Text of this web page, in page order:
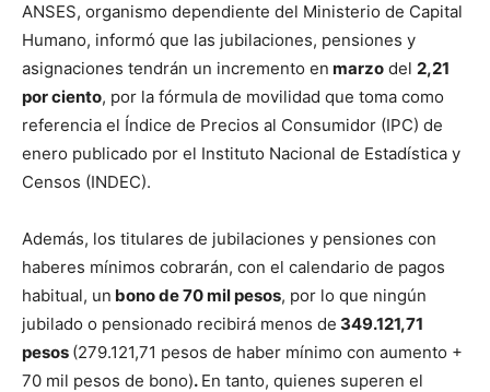
ANSES, organismo dependiente del Ministerio de Capital
Humano, informó que las jubilaciones, pensiones y
asignaciones tendrán un incremento en marzo del 2,21
por ciento, por la fórmula de movilidad que toma como
referencia el Índice de Precios al Consumidor (IPC) de
enero publicado por el Instituto Nacional de Estadística y
Censos (INDEC).
Además, los titulares de jubilaciones y pensiones con
haberes mínimos cobrarán, con el calendario de pagos
habitual, un bono de 70 mil pesos, por lo que ningún
jubilado o pensionado recibirá menos de 349.121,71
pesos (279.121,71 pesos de haber mínimo con aumento +
70 mil pesos de bono). En tanto, quienes superen el